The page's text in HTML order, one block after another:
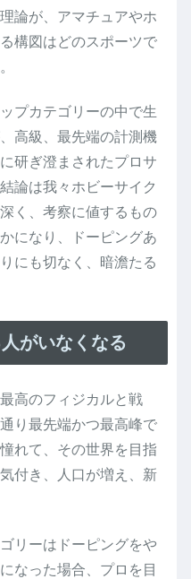
論が、アマチュアやホ
構図はどのスポーツで
プカテゴリーの中で生
高級、最先端の計測機
研ぎ澄まされたプロサ
論は我々ホビーサイク
く、考察に値するもの
になり、ドーピングあ
にも切なく、暗澹たる
がいなくなる
高のフィジカルと戦
り最先端かつ最高峰で
れて、その世界を目指
付き、人口が増え、新
リーはドーピングをや
なった場合、プロを目